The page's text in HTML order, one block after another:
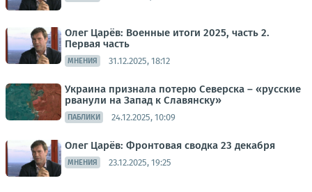
Олег Царёв: Военные итоги 2025, часть 2.
Первая часть
МНЕНИЯ 31.12.2025, 18:12
Украина признала потерю Северска – «русские
рванули на Запад к Славянску»
ПАБЛИКИ 24.12.2025, 10:09
Олег Царёв: Фронтовая сводка 23 декабря
МНЕНИЯ 23.12.2025, 19:25